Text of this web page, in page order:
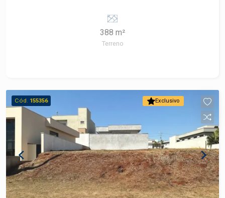
388 m²
Terreno
Exclusivo
Cód. 155356